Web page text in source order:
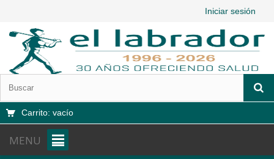
Iniciar sesión
Carrito: vacío
MENU